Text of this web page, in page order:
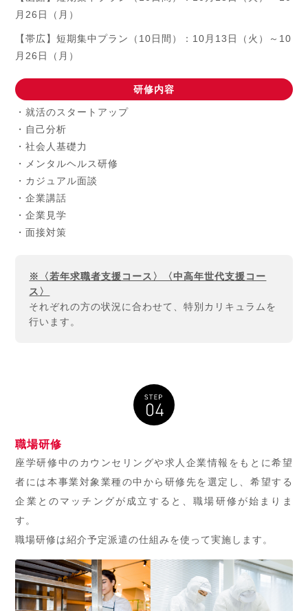
月26日（月）
【帯広】短期集中プラン（10日間）：10月13日（火）～10
月26日（月）
研修内容
・就活のスタートアップ
・自己分析
・社会人基礎力
・メンタルヘルス研修
・カジュアル面談
・企業講話
・企業見学
・面接対策
※〈若年求職者支援コース〉〈中高年世代支援コー
ス〉
それぞれの方の状況に合わせて、特別カリキュラムを
行います。
職場研修
座学研修中のカウンセリングや求人企業情報をもとに希望
者には本事業対象業種の中から研修先を選定し、希望する
企業とのマッチングが成立すると、職場研修が始まりま
す。
職場研修は紹介予定派遣の仕組みを使って実施します。